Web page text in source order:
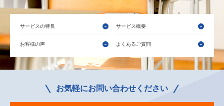
サービスの特長 サービス概要
お客様の声 よくあるご質問
お気軽にお問い合わせください